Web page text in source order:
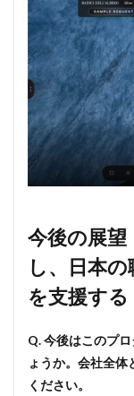
今後の展望
し、日本
を支援する
Q. 今後はこのプ
ょうか。会社全
ください。